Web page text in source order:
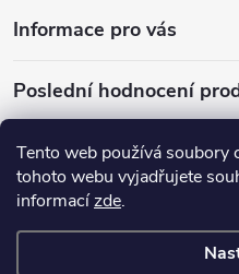
Tento web používá soubory
tohoto webu vyjadřujete
informacízde.
Informace pro vás
Poslední hodnocení
Dávkovací lžička na